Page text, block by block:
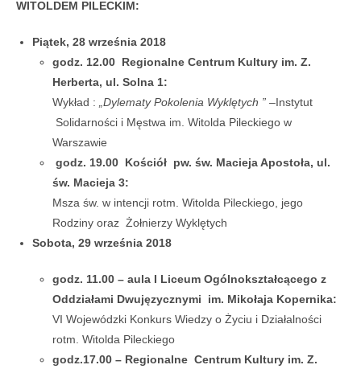
WITOLDEM PILECKIM:
Piątek, 28 września 2018
godz. 12.00 Regionalne Centrum Kultury im. Z.
Herberta, ul. Solna 1:
Wykład :
„Dylematy Pokolenia Wyklętych ” –Instytut
Solidarności i Męstwa im. Witolda Pileckiego w
Warszawie
godz. 19.00 Kościół pw. św. Macieja Apostoła, ul.
św. Macieja 3:
Msza św. w intencji rotm. Witolda Pileckiego, jego
Rodziny oraz Żołnierzy Wyklętych
Sobota, 29 września 2018
godz. 11.00 – aula I Liceum Ogólnokształcącego z
Oddziałami Dwujęzycznymi im. Mikołaja Kopernika:
VI Wojewódzki Konkurs Wiedzy o Życiu i Działalności
rotm. Witolda Pileckiego
godz.17.00 – Regionalne Centrum Kultury im. Z.